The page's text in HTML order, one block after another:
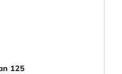
125